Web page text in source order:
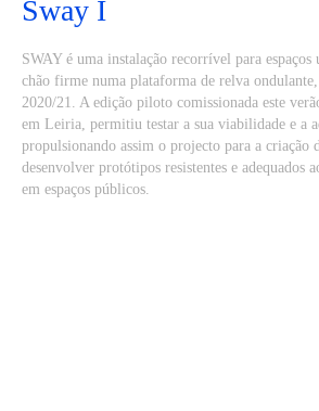
Sway I
SWAY é uma instalação recorrível para espaços
chão firme numa plataforma de relva
2020/21. A edição piloto comissionada este
em Leiria, permitiu testar a sua viabilidade e a
propulsionando assim o projecto para a criação
desenvolver protótipos resistentes e adequados
em espaços públicos.